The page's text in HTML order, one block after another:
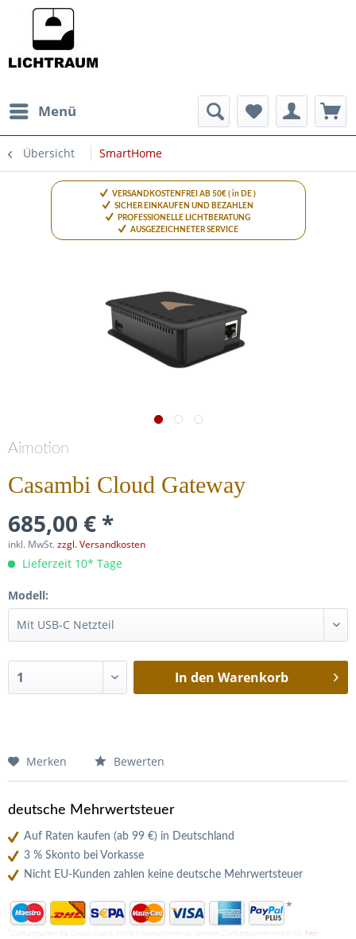
Menü
Übersicht SmartHome
VERSANDKOSTENFREI AB 50€ ( in DE )
SICHER EINKAUFEN UND BEZAHLEN
PROFESSIONELLE LICHTBERATUNG
AUSGEZEICHNETER SERVICE
Aimotion
Casambi Cloud Gateway
685,00 € *
inkl. MwSt.zzgl. Versandkosten
Lieferzeit 10* Tage
Modell:
In den Warenkorb
Merken Bewerten
deutsche Mehrwertsteuer
Auf Raten kaufen (ab 99 €) in Deutschland
3 % Skonto bei Vorkasse
Nicht EU-Kunden zahlen keine deutsche Mehrwertsteuer
*
*Zahlungsarten für Deutschland. Mehr Informationen zu unseren Zahlungsarten finden Sie hier